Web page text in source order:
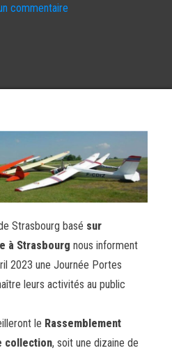
commentaire
Strasbourg basé sur
à Strasbourg nous informent
2023 une Journée Portes
leurs activités au public
le Rassemblement
collection, soit une dizaine de